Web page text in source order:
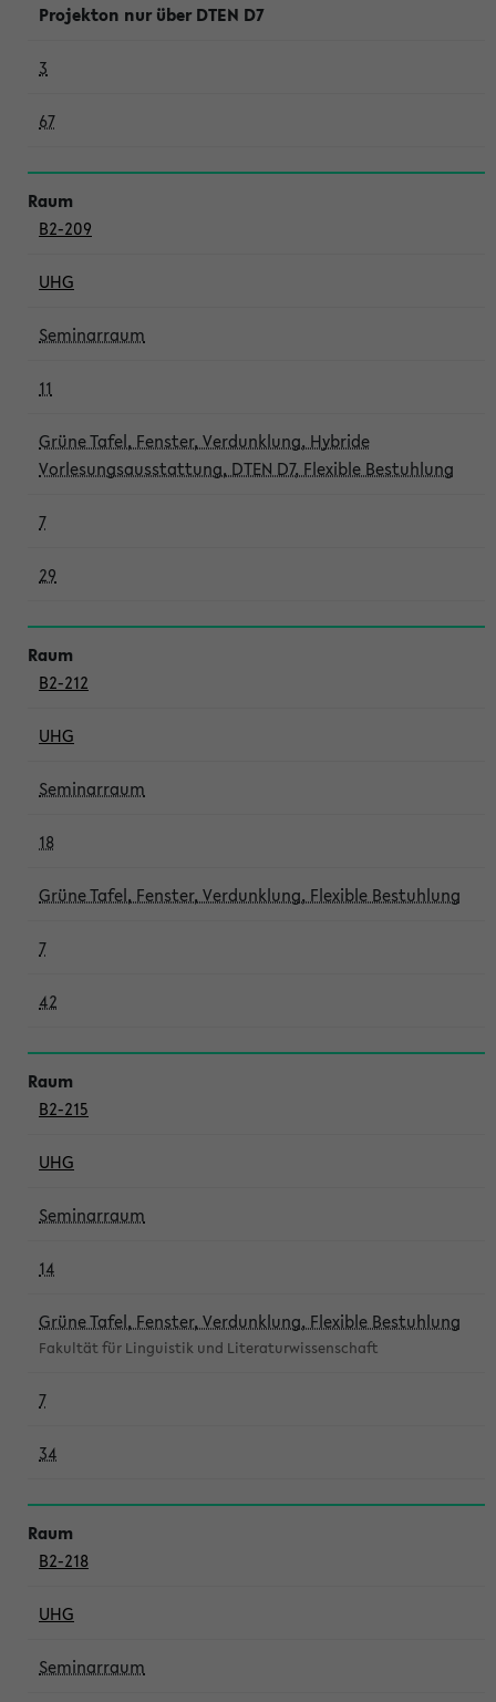
Projekton nur über DTEN D7
3
67
B2-209
UHG
Seminarraum
11
Grüne Tafel, Fenster, Verdunklung, Hybride
Vorlesungsausstattung, DTEN D7, Flexible Bestuhlung
7
29
B2-212
UHG
Seminarraum
18
Grüne Tafel, Fenster, Verdunklung, Flexible Bestuhlung
7
42
B2-215
UHG
Seminarraum
14
Grüne Tafel, Fenster, Verdunklung, Flexible Bestuhlung
Fakultät für Linguistik und Literaturwissenschaft
7
34
B2-218
UHG
Seminarraum